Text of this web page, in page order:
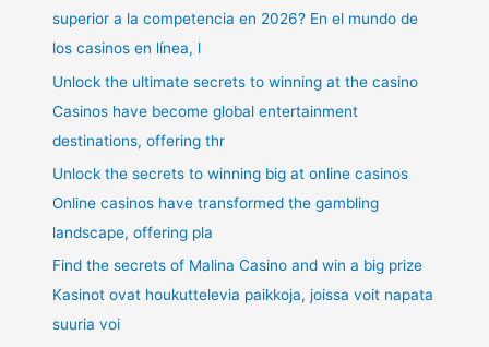
superior a la competencia en 2026? En el mundo de
los casinos en línea, l
Unlock the ultimate secrets to winning at the casino
Casinos have become global entertainment
destinations, offering thr
Unlock the secrets to winning big at online casinos
Online casinos have transformed the gambling
landscape, offering pla
Find the secrets of Malina Casino and win a big prize
Kasinot ovat houkuttelevia paikkoja, joissa voit napata
suuria voi